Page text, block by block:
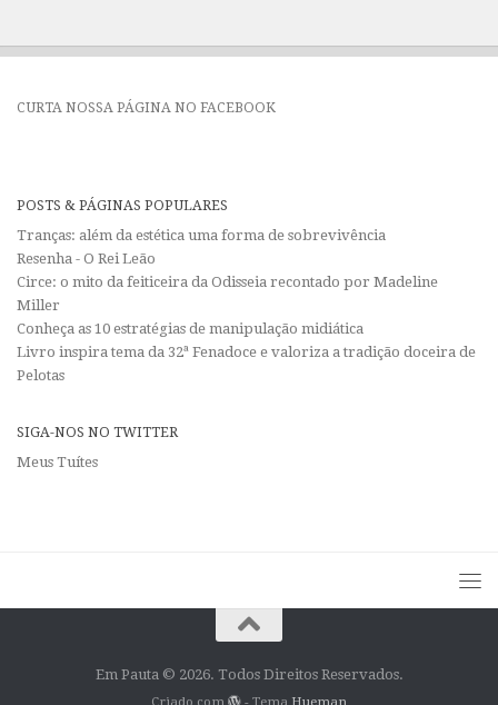
CURTA NOSSA PÁGINA NO FACEBOOK
POSTS & PÁGINAS POPULARES
Tranças: além da estética uma forma de sobrevivência
Resenha - O Rei Leão
Circe: o mito da feiticeira da Odisseia recontado por Madeline
Miller
Conheça as 10 estratégias de manipulação midiática
Livro inspira tema da 32ª Fenadoce e valoriza a tradição doceira de
Pelotas
SIGA-NOS NO TWITTER
Meus Tuítes
Em Pauta © 2026. Todos Direitos Reservados.
Criado com - Tema Hueman